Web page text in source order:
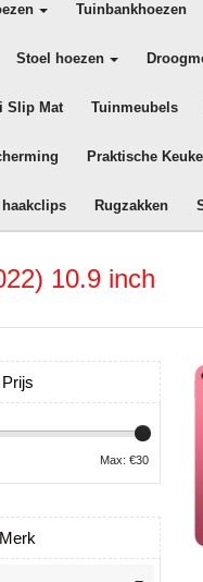
Tuinbankhoezen
Stoel hoezen
Slip Mat Tuinmeubels
Praktische
Rugzakken
10.9 inch
Prijs
Max: €30
Merk